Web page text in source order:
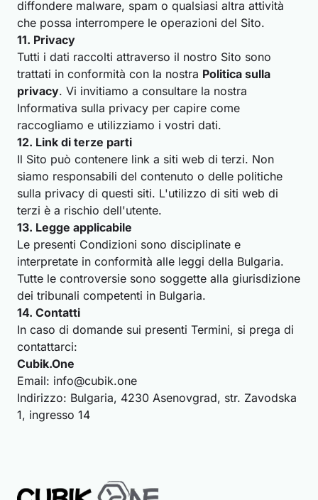
diffondere malware, spam o qualsiasi altra attività
che possa interrompere le operazioni del Sito.
11. Privacy
Tutti i dati raccolti attraverso il nostro Sito sono
trattati in conformità con la nostra Politica sulla
privacy. Vi invitiamo a consultare la nostra
Informativa sulla privacy per capire come
raccogliamo e utilizziamo i vostri dati.
12. Link di terze parti
Il Sito può contenere link a siti web di terzi. Non
siamo responsabili del contenuto o delle politiche
sulla privacy di questi siti. L'utilizzo di siti web di
terzi è a rischio dell'utente.
13. Legge applicabile
Le presenti Condizioni sono disciplinate e
interpretate in conformità alle leggi della Bulgaria.
Tutte le controversie sono soggette alla giurisdizione
dei tribunali competenti in Bulgaria.
14. Contatti
In caso di domande sui presenti Termini, si prega di
contattarci:
Cubik.One
Email: info@cubik.one
Indirizzo: Bulgaria, 4230 Asenovgrad, str. Zavodska
1, ingresso 14